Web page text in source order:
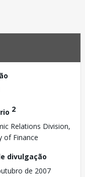
2
Relations Division,
of Finance
divulgação
de 2007